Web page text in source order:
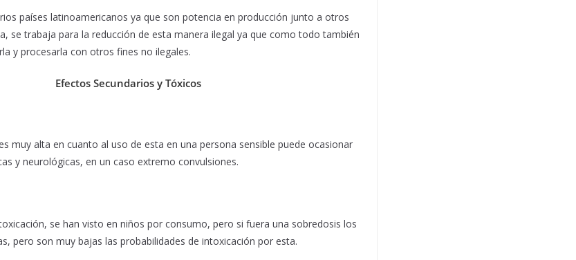
países latinoamericanos ya que son potencia en producción junto a otros
se trabaja para la reducción de esta manera ilegal ya que como todo también
y procesarla con otros fines no ilegales.
Efectos Secundarios y Tóxicos
muy alta en cuanto al uso de esta en una persona sensible puede ocasionar
y neurológicas, en un caso extremo convulsiones.
se han visto en niños por consumo, pero si fuera una sobredosis los
pero son muy bajas las probabilidades de intoxicación por esta.